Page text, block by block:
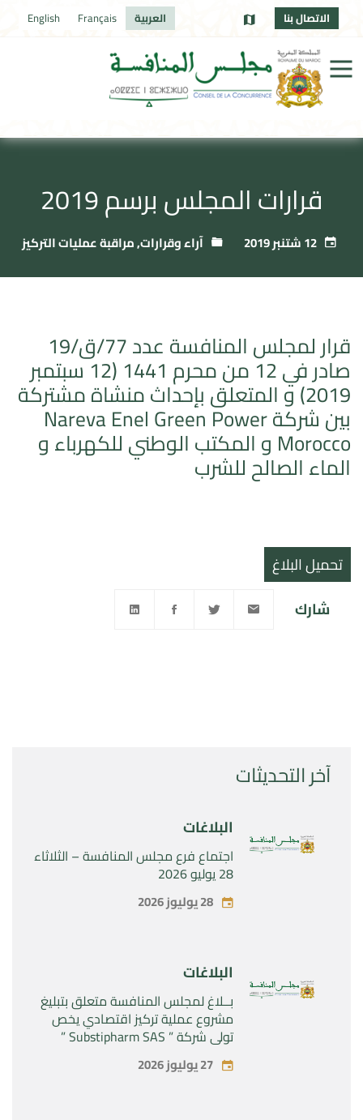
الاتصال بنا العربية Français
English
قرارات المجلس برسم 2019
12 شتنبر 2019 آراء وقرارات,مراقبة عمليات التركيز
آخر التحديثات
البلاغات
اجتماع فرع مجلس المنافسة – الثلاثاء
28 يوليو 2026
28 يوليوز 2026
البلاغات
بــلاغ لمجلس المنافسة متعلق بتبليغ
مشروع عملية تركيز اقتصادي يخص
تولي شركة ” Substipharm SAS ”
المراقبة الحصرية للأصول والحقوق
المتعلقة بالمنتجين الصيدلانيين”
27 يوليوز 2026
قرار لمجلس المنافسة عدد 77/ق/19
صادر في 12 من محرم 1441 (12 سبتمبر
2019) و المتعلق بإحداث منشاة مشتركة
بين شركة Nareva Enel Green Power
Morocco و المكتب الوطني للكهرباء و
الماء الصالح للشرب
تحميل البلاغ
شارك